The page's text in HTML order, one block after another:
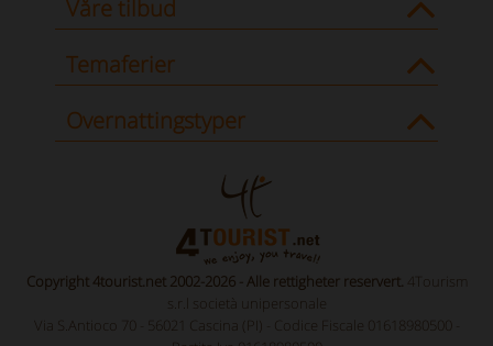
Våre tilbud
Temaferier
Overnattingstyper
Copyright 4tourist.net 2002-2026 - Alle rettigheter reservert. 4Tourism
s.r.l società unipersonale
Via S.Antioco 70 - 56021 Cascina (PI) - Codice Fiscale 01618980500 -